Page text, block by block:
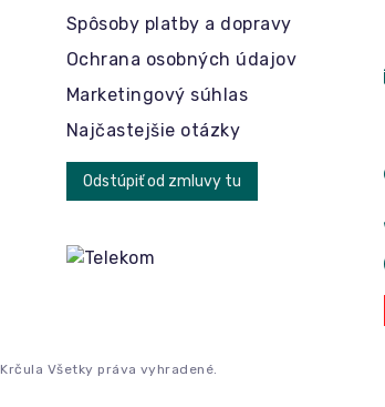
Spôsoby platby a dopravy
Ochrana osobných údajov
Marketingový súhlas
Najčastejšie otázky
Odstúpiť od zmluvy tu
Všetky práva vyhradené.